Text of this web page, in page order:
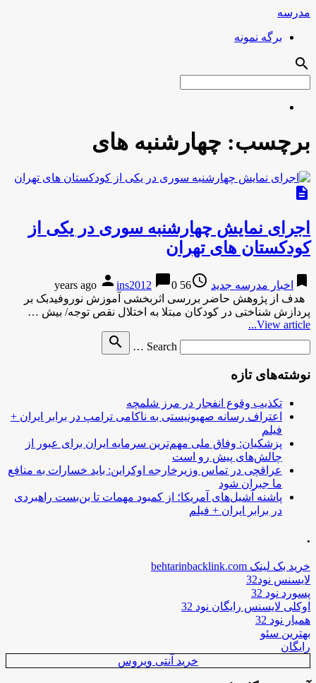
مدرسه
برگه نمونه
search
برچسب: چهارشنبه های
description
اجرای نمایش چهارشنبه سوری در یکی از
کودکستان های تهران
bookmark اخبار مدرسه جدید access_time
56 years ago
person ins2012 chat_bubble0
هدف از پژوهش حاضر بررسی اثربخشی آموزش نوروفیدبک بر
پردازش شناختی در کودکان مبتلا به اختلال نقص توجه/ بیش …
View article...
Search …
search
نوشته‌های تازه
تکذیب وقوع انفجار در مرز شلمچه
اعتراف رسانه صهیونیستی به ناکامی ترامپ در برابر ایران +
فیلم
پزشکیان: وفاق ملی مهم‌ترین سرمایه ایران برای عبور از
چالش‌های پیش رو است
عراقچی در تماس وزیرخارجه اوکراین: باید خسارات به منافع
ما جبران شود
پاشنه آشیل‌های آمریکا؛ از کمبود مهمات تا بن‌بست راهبردی
در برابر ایران + فیلم
.
خرید بک لینک behtarinbacklink.com
لایسنس نود32
پسورد نود 32
اوکلی لایسنس رایگان نود 32
همیار نود 32
بهترین سئو
رایگان
خرید آنتی ویروس